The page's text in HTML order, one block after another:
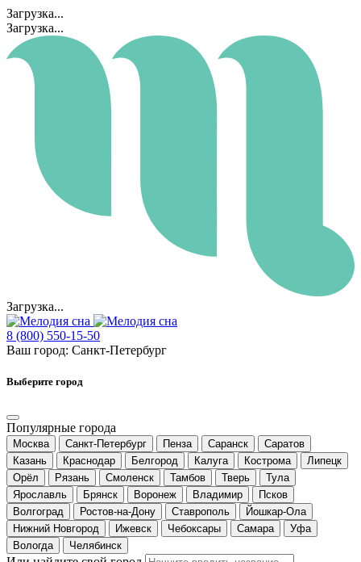
Загрузка...
Загрузка...
Загрузка...
8 (800) 550-15-50
Ваш город: Санкт-Петербург
Выберите город
Популярные города
Москва Санкт-Петербург Пенза Саранск
Саратов
Казань
Краснодар Белгород Калуга Кострома
Липецк
Орёл
Рязань Смоленск Тамбов Тверь
Тула
Ярославль
Брянск Воронеж Владимир
Псков
Волгоград
Ростов-на-Дону Ставрополь
Йошкар-Ола
Нижний Новгород
Ижевск Чебоксары Самара
Уфа
Вологда
Челябинск